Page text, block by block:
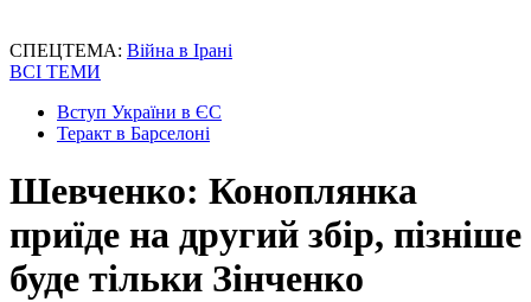
СПЕЦТЕМА: Війна в Ірані
ВСІ ТЕМИ
Вступ України в ЄС
Теракт в Барселоні
Шевченко: Коноплянка
приїде на другий збір, пізніше
буде тільки Зінченко